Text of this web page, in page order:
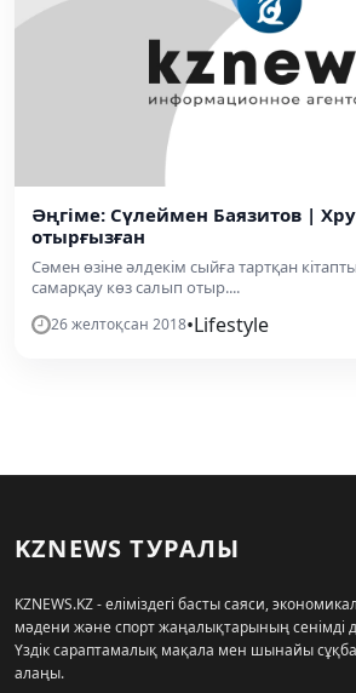
Әңгіме: Сүлеймен Баязитов |
отырғызған
Сәмен өзіне әлдекім сыйға тартқан
самарқау көз салып отыр....
26 желтоқсан 2018•Lifestyle
KZNEWS ТУРАЛЫ
KZNEWS.KZ - еліміздегі басты саяси,
мәдени және спорт жаңалықтарының сенімді
Үздік сараптамалық мақала мен шынайы
алаңы.